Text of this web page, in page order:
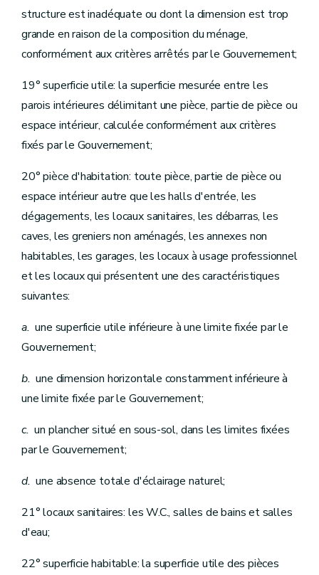
structure est inadéquate ou dont la dimension est trop
grande en raison de la composition du ménage,
conformément aux critères arrêtés par le Gouvernement;
19° superficie utile: la superficie mesurée entre les
parois intérieures délimitant une pièce, partie de pièce ou
espace intérieur, calculée conformément aux critères
fixés par le Gouvernement;
20° pièce d'habitation: toute pièce, partie de pièce ou
espace intérieur autre que les halls d'entrée, les
dégagements, les locaux sanitaires, les débarras, les
caves, les greniers non aménagés, les annexes non
habitables, les garages, les locaux à usage professionnel
et les locaux qui présentent une des caractéristiques
suivantes:
a. une superficie utile inférieure à une limite fixée par le
Gouvernement;
b. une dimension horizontale constamment inférieure à
une limite fixée par le Gouvernement;
c. un plancher situé en sous-sol, dans les limites fixées
par le Gouvernement;
d. une absence totale d'éclairage naturel;
21° locaux sanitaires: les W.C., salles de bains et salles
d'eau;
22° superficie habitable: la superficie utile des pièces